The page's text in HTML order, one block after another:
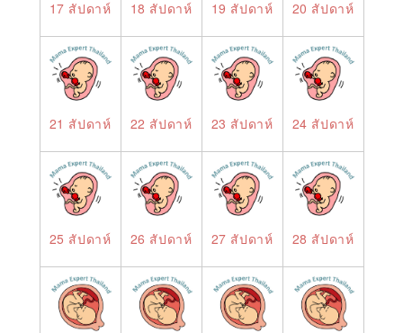
17 สัปดาห์ 18 สัปดาห์ 19 สัปดาห์ 20 สัปดาห์
21 สัปดาห์ 22 สัปดาห์ 23 สัปดาห์ 24 สัปดาห์
25 สัปดาห์ 26 สัปดาห์ 27 สัปดาห์ 28 สัปดาห์